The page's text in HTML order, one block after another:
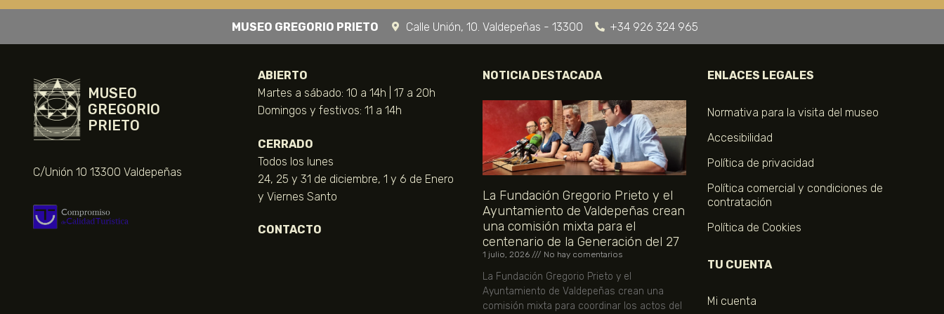
MUSEO GREGORIO PRIETO Calle Unión, 10. Valdepeñas - 13300 +34 926 324 965
MUSEO
GREGORIO
PRIETO
C/Unión 10 13300 Valdepeñas
ABIERTO
Martes a sábado: 10 a 14h | 17 a 20h
Domingos y festivos: 11 a 14h
CERRADO
Todos los lunes
24, 25 y 31 de diciembre, 1 y 6 de Enero
y Viernes Santo
CONTACTO
NOTICIA DESTACADA
La Fundación Gregorio Prieto y el
Ayuntamiento de Valdepeñas crean
una comisión mixta para el
centenario de la Generación del 27
1 julio, 2026 No hay comentarios
La Fundación Gregorio Prieto y el
Ayuntamiento de Valdepeñas crean una
comisión mixta para coordinar los actos del
ENLACES LEGALES
Normativa para la visita del museo
Accesibilidad
Política de privacidad
Política comercial y condiciones de
contratación
Política de Cookies
TU CUENTA
Mi cuenta